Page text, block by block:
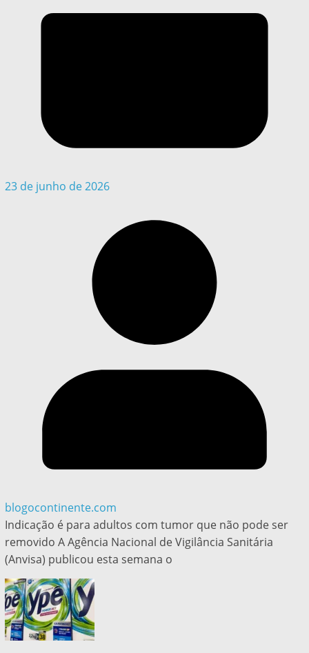
23 de junho de 2026
blogocontinente.com
Indicação é para adultos com tumor que não pode ser
removido A Agência Nacional de Vigilância Sanitária
(Anvisa) publicou esta semana o